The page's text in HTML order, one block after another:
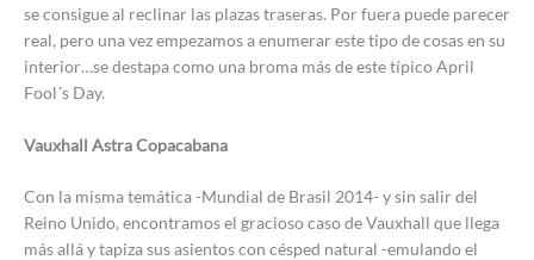
se consigue al reclinar las plazas traseras. Por fuera puede parecer
real, pero una vez empezamos a enumerar este tipo de cosas en su
interior…se destapa como una broma más de este típico April
Fool´s Day.
Vauxhall Astra Copacabana
Con la misma temática -Mundial de Brasil 2014- y sin salir del
Reino Unido, encontramos el gracioso caso de Vauxhall que llega
más allá y tapiza sus asientos con césped natural -emulando el